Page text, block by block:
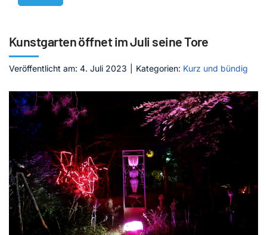
Unternehmen
Mediathek
Kontakt
Kunstgarten öffnet im Juli seine Tore
Veröffentlicht am: 4. Juli 2023 Kategorien: Kurz und bündig